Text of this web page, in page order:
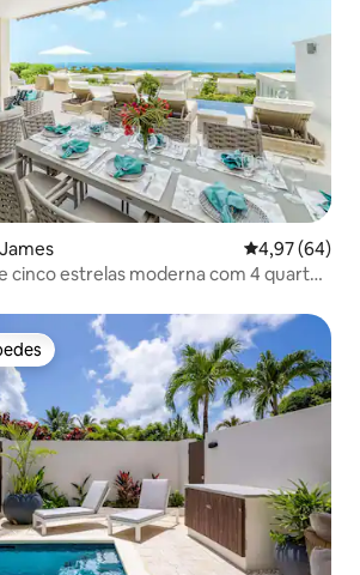
Classificação
4,97 (64)
cinco estrelas moderna com 4 quartos